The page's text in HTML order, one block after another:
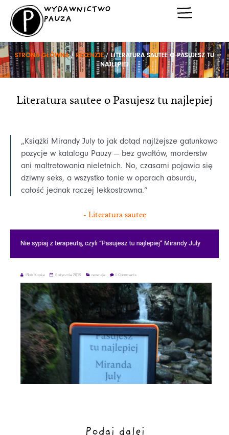
Przejdź
treści
WYDAWNICTWO
PAUZA
STRONA GŁÓWNA/ RECENZJE/ LITERATURA SAUTEE O PASUJESZ TU
NAJLEPIEJ
Literatura sautee o Pasujesz tu najlepiej
„Książki Mirandy July to jak dotąd najlżejsze gatunkowo
pozycje w katalogu Pauzy — bez gwałtów, morderstw
ani maltretowania nieletnich. No, czasami pojawia się
dziwny seks, a wszystko tonie w oparach absurdu,
całość jednak raczej lekkostrawna.”
- Literatura sautee
Podaj dalej